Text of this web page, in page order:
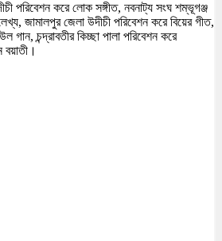
পরিবেশন করে লোক সঙ্গীত, নবনাট্য সংঘ শম্ভূগঞ্জ
জামালপুর জেলা উদীচী পরিবেশন করে বিয়ের গীত,
গান, চন্দ্রাবতীর কিচ্ছা পালা পরিবেশন করে